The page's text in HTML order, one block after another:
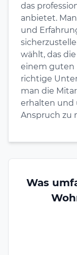
das
anbietet.
und
wählt, das
einem guten
richtige
man die
erhalten und
Anspruch zu
Was